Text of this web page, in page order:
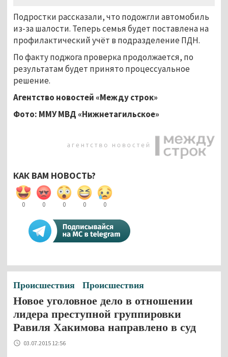
Подростки рассказали, что подожгли автомобиль
из-за шалости. Теперь семья будет поставлена на
профилактический учёт в подразделение ПДН.
По факту поджога проверка продолжается, по
результатам будет принято процессуальное
решение.
Агентство новостей «Между строк»
Фото: ММУ МВД «Нижнетагильское»
КАК ВАМ НОВОСТЬ?
0 0 0 0 0
Происшествия Происшествия
Новое уголовное дело в отношении
лидера преступной группировки
Равиля Хакимова направлено в суд
03.07.2015 12:56